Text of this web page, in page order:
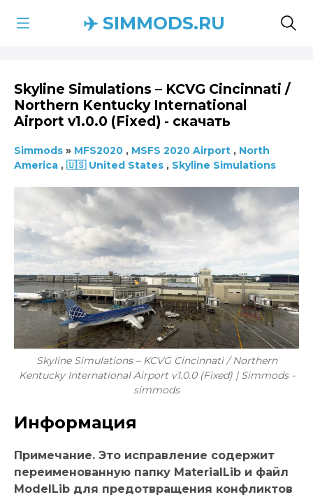
✈️ SIMMODS.RU
Skyline Simulations – KCVG Cincinnati /
Northern Kentucky International
Airport v1.0.0 (Fixed) - скачать
Simmods » MFS2020 , MSFS 2020 Airport , North
America , 🇺🇸 United States , Skyline Simulations
Skyline Simulations – KCVG Cincinnati / Northern
Kentucky International Airport v1.0.0 (Fixed) | Simmods -
simmods
Информация
Примечание. Это исправление содержит
переименованную папку MaterialLib и файл
ModelLib для предотвращения конфликтов